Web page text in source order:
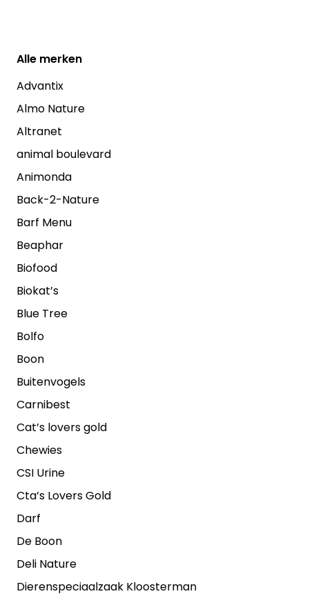
Alle merken
Advantix
Almo Nature
Altranet
animal boulevard
Animonda
Back-2-Nature
Barf Menu
Beaphar
Biofood
Biokat’s
Blue Tree
Bolfo
Boon
Buitenvogels
Carnibest
Cat’s lovers gold
Chewies
CSI Urine
Cta’s Lovers Gold
Darf
De Boon
Deli Nature
Dierenspeciaalzaak Kloosterman